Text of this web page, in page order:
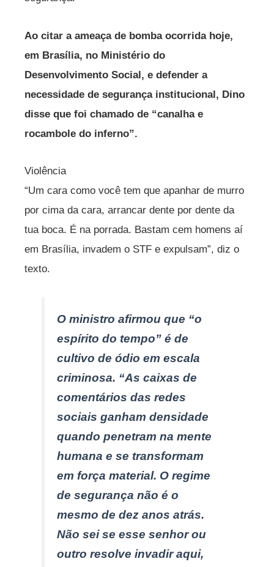
Ao citar a ameaça de bomba ocorrida hoje,
em Brasília, no Ministério do
Desenvolvimento Social, e defender a
necessidade de segurança institucional, Dino
disse que foi chamado de “canalha e
rocambole do inferno”.
Violência
“Um cara como você tem que apanhar de murro
por cima da cara, arrancar dente por dente da
tua boca. É na porrada. Bastam cem homens aí
em Brasília, invadem o STF e expulsam”, diz o
texto.
O ministro afirmou que “o
espírito do tempo” é de
cultivo de ódio em escala
criminosa. “As caixas de
comentários das redes
sociais ganham densidade
quando penetram na mente
humana e se transformam
em força material. O regime
de segurança não é o
mesmo de dez anos atrás.
Não sei se esse senhor ou
outro resolve invadir aqui,